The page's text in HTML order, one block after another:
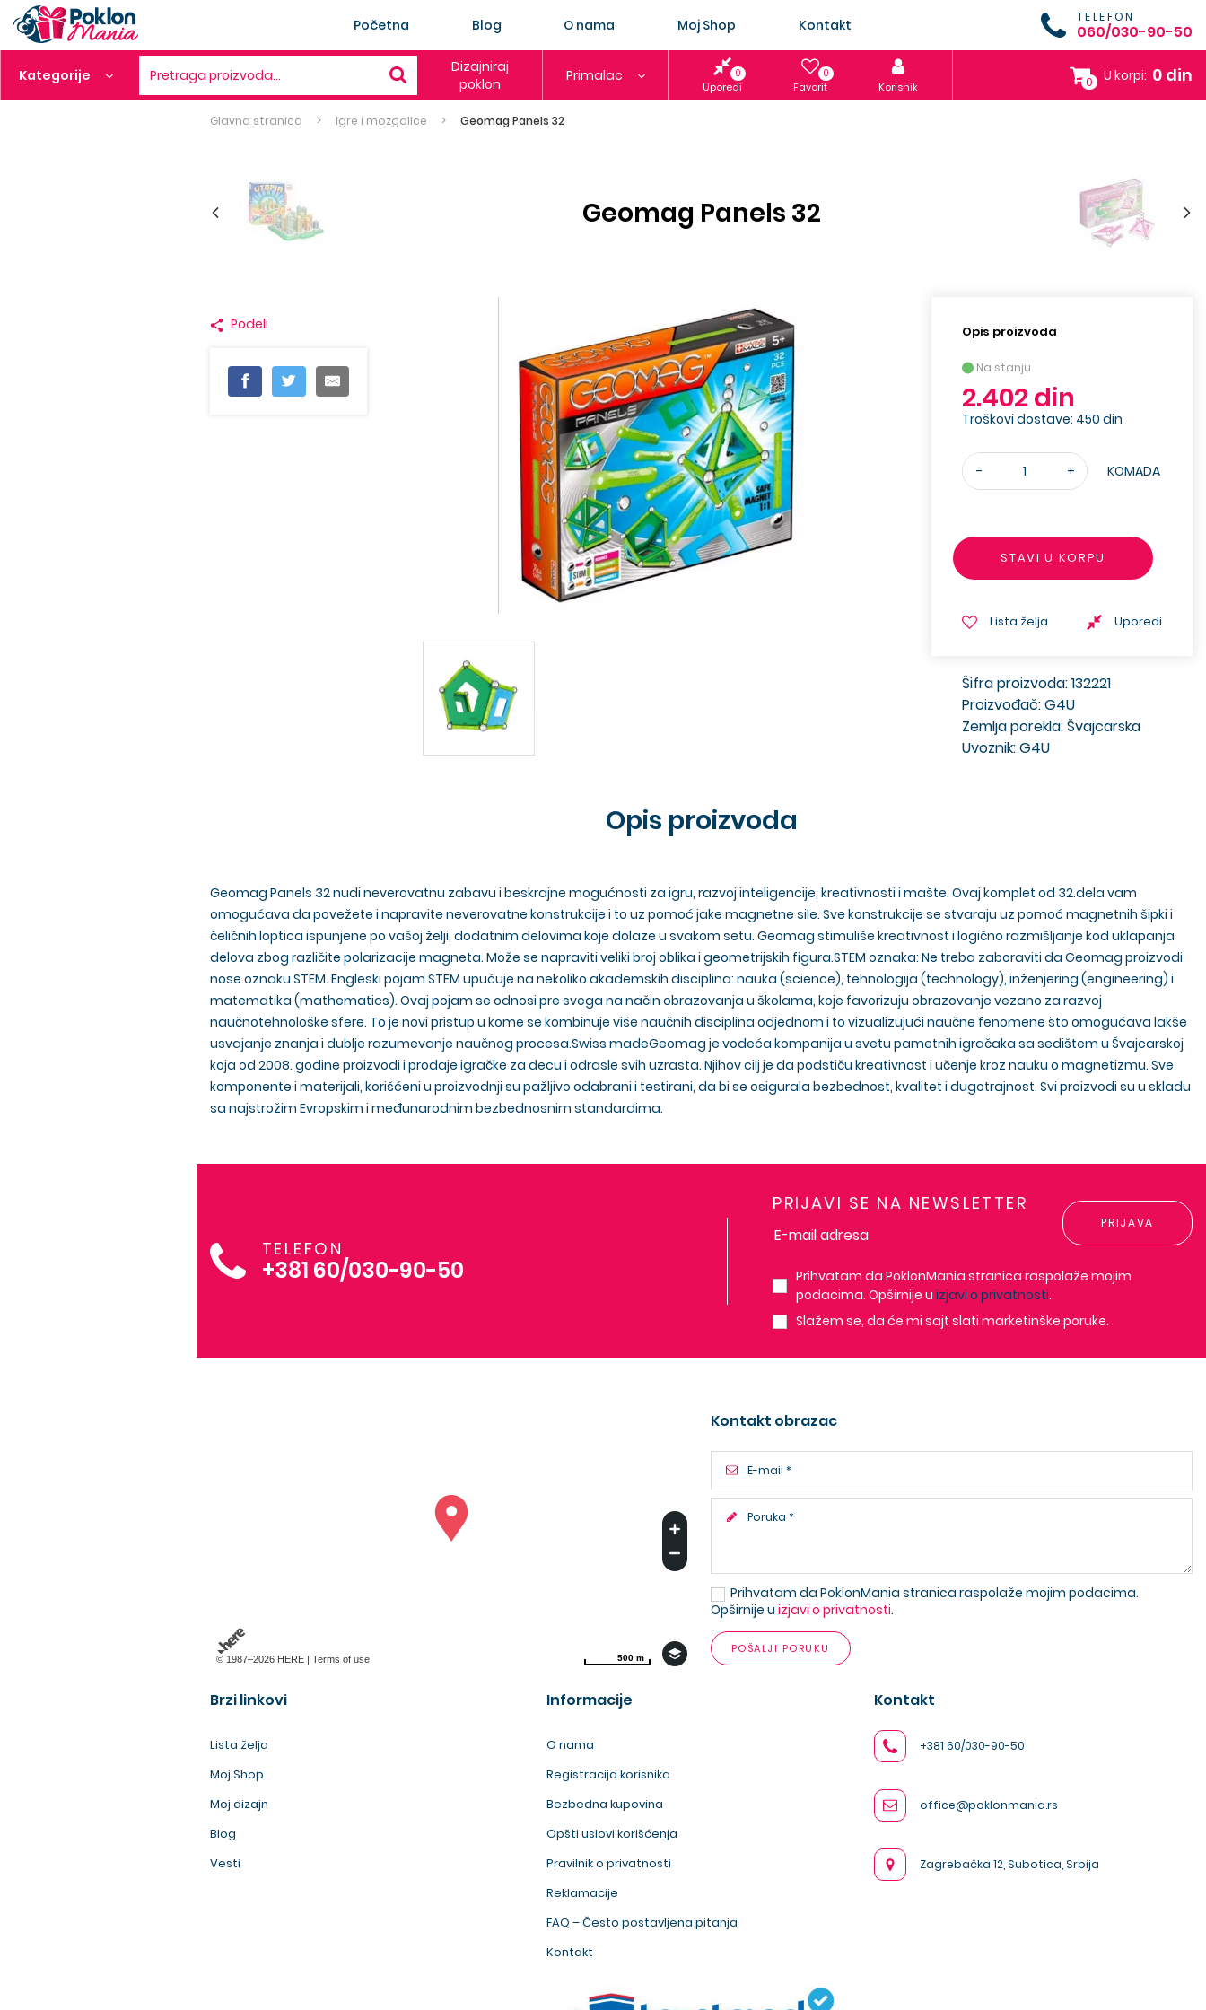
Početna Blog O nama Moj Shop Kontakt TELEFON
060/030-90-50
Kategorije Pretraga proizvoda…
Dizajniraj
poklon
Primalac 0
Uporedi
0
Favorit Korisnik 0 U korpi: 0 din
Glavna stranica Igre i mozgalice Geomag Panels 32
Geomag Panels 32
Podeli Opis proizvoda
Na stanju
2.402 din
Troškovi dostave: 450 din
- + KOMADA
STAVI U KORPU
Lista želja Uporedi
Šifra proizvoda: 132221
Proizvođač: G4U
Zemlja porekla: Švajcarska
Uvoznik: G4U
Opis proizvoda
Geomag Panels 32 nudi neverovatnu zabavu i beskrajne mogućnosti za igru, razvoj inteligencije, kreativnosti i mašte. Ovaj komplet od 32.dela vam
omogućava da povežete i napravite neverovatne konstrukcije i to uz pomoć jake magnetne sile. Sve konstrukcije se stvaraju uz pomoć magnetnih šipki i
čeličnih loptica ispunjene po vašoj želji, dodatnim delovima koje dolaze u svakom setu. Geomag stimuliše kreativnost i logično razmišljanje kod uklapanja
delova zbog različite polarizacije magneta. Može se napraviti veliki broj oblika i geometrijskih figura.STEM oznaka: Ne treba zaboraviti da Geomag proizvodi
nose oznaku STEM. Engleski pojam STEM upućuje na nekoliko akademskih disciplina: nauka (science), tehnologija (technology), inženjering (engineering) i
matematika (mathematics). Ovaj pojam se odnosi pre svega na način obrazovanja u školama, koje favorizuju obrazovanje vezano za razvoj
naučnotehnološke sfere. To je novi pristup u kome se kombinuje više naučnih disciplina odjednom i to vizualizujući naučne fenomene što omogućava lakše
usvajanje znanja i dublje razumevanje naučnog procesa.Swiss madeGeomag je vodeća kompanija u svetu pametnih igračaka sa sedištem u Švajcarskoj
koja od 2008. godine proizvodi i prodaje igračke za decu i odrasle svih uzrasta. Njihov cilj je da podstiču kreativnost i učenje kroz nauku o magnetizmu. Sve
komponente i materijali, korišćeni u proizvodnji su pažljivo odabrani i testirani, da bi se osigurala bezbednost, kvalitet i dugotrajnost. Svi proizvodi su u skladu
sa najstrožim Evropskim i međunarodnim bezbednosnim standardima.
TELEFON
+381 60/030-90-50
PRIJAVI SE NA NEWSLETTER
PRIJAVA
Prihvatam da PoklonMania stranica raspolaže mojim
podacima. Opširnije uizjavi o privatnosti.
Slažem se, da će mi sajt slati marketinške poruke.
© 1987–2026 HERE | Terms of use 500 m
500 m
Kontakt obrazac
Prihvatam da PoklonMania stranica raspolaže mojim podacima.
Opširnije u izjavi o privatnosti.
POŠALJI PORUKU
Brzi linkovi
Lista želja
Moj Shop
Moj dizajn
Blog
Vesti
Informacije
O nama
Registracija korisnika
Bezbedna kupovina
Opšti uslovi korišćenja
Pravilnik o privatnosti
Reklamacije
FAQ – Često postavljena pitanja
Kontakt
Kontakt
+381 60/030-90-50
office@poklonmania.rs
Zagrebačka 12, Subotica, Srbija